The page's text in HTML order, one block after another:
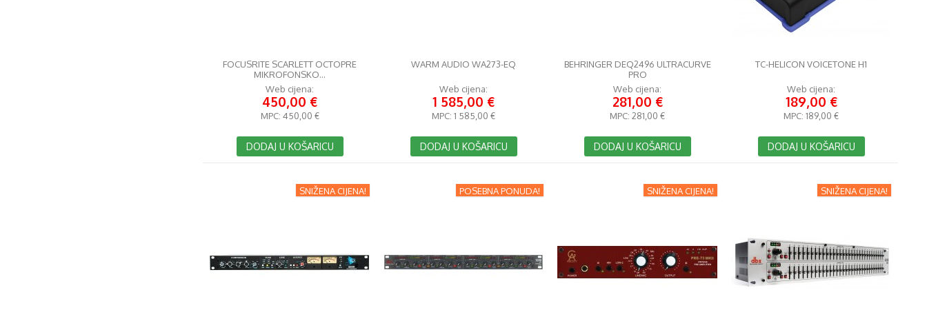
FOCUSRITE SCARLETT OCTOPRE
MIKROFONSKO...
Web cijena:
450,00 €
MPC: 450,00 €
DODAJ U KOŠARICU
WARM AUDIO WA273-EQ
Web cijena:
1 585,00 €
MPC: 1 585,00 €
DODAJ U KOŠARICU
BEHRINGER DEQ2496 ULTRACURVE
PRO
Web cijena:
281,00 €
MPC: 281,00 €
DODAJ U KOŠARICU
TC-HELICON VOICETONE H1
Web cijena:
189,00 €
MPC: 189,00 €
DODAJ U KOŠARICU
SNIŽENA CIJENA! POSEBNA PONUDA! SNIŽENA CIJENA! SNIŽENA CIJENA!